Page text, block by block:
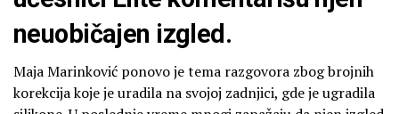
neuobičajen izgled.
Maja Marinković ponovo je tema razgovora zbog brojnih
korekcija koje je uradila na svojoj zadnjici, gde je ugradila